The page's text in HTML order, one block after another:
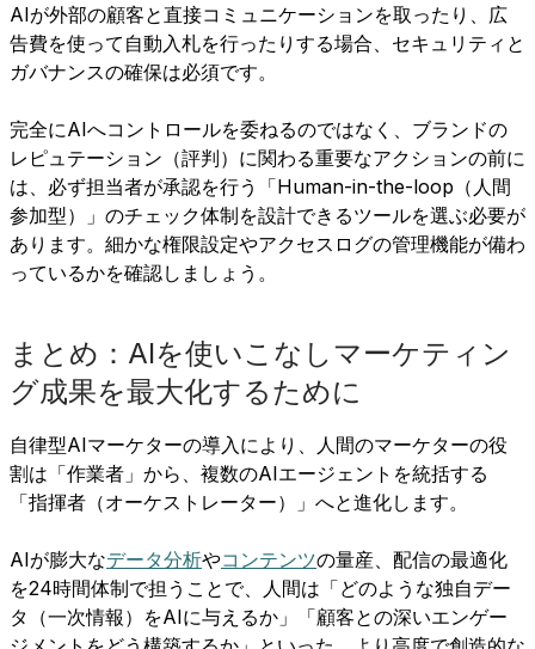
AIが外部の顧客と直接コミュニケーションを取ったり、広
告費を使って自動入札を行ったりする場合、セキュリティと
ガバナンスの確保は必須です。
完全にAIへコントロールを委ねるのではなく、ブランドの
レピュテーション（評判）に関わる重要なアクションの前に
は、必ず担当者が承認を行う「Human-in-the-loop（人間
参加型）」のチェック体制を設計できるツールを選ぶ必要が
あります。細かな権限設定やアクセスログの管理機能が備わ
っているかを確認しましょう。
まとめ：AIを使いこなしマーケティン
グ成果を最大化するために
自律型AIマーケターの導入により、人間のマーケターの役
割は「作業者」から、複数のAIエージェントを統括する
「指揮者（オーケストレーター）」へと進化します。
AIが膨大なデータ分析やコンテンツの量産、配信の最適化
を24時間体制で担うことで、人間は「どのような独自デー
タ（一次情報）をAIに与えるか」「顧客との深いエンゲー